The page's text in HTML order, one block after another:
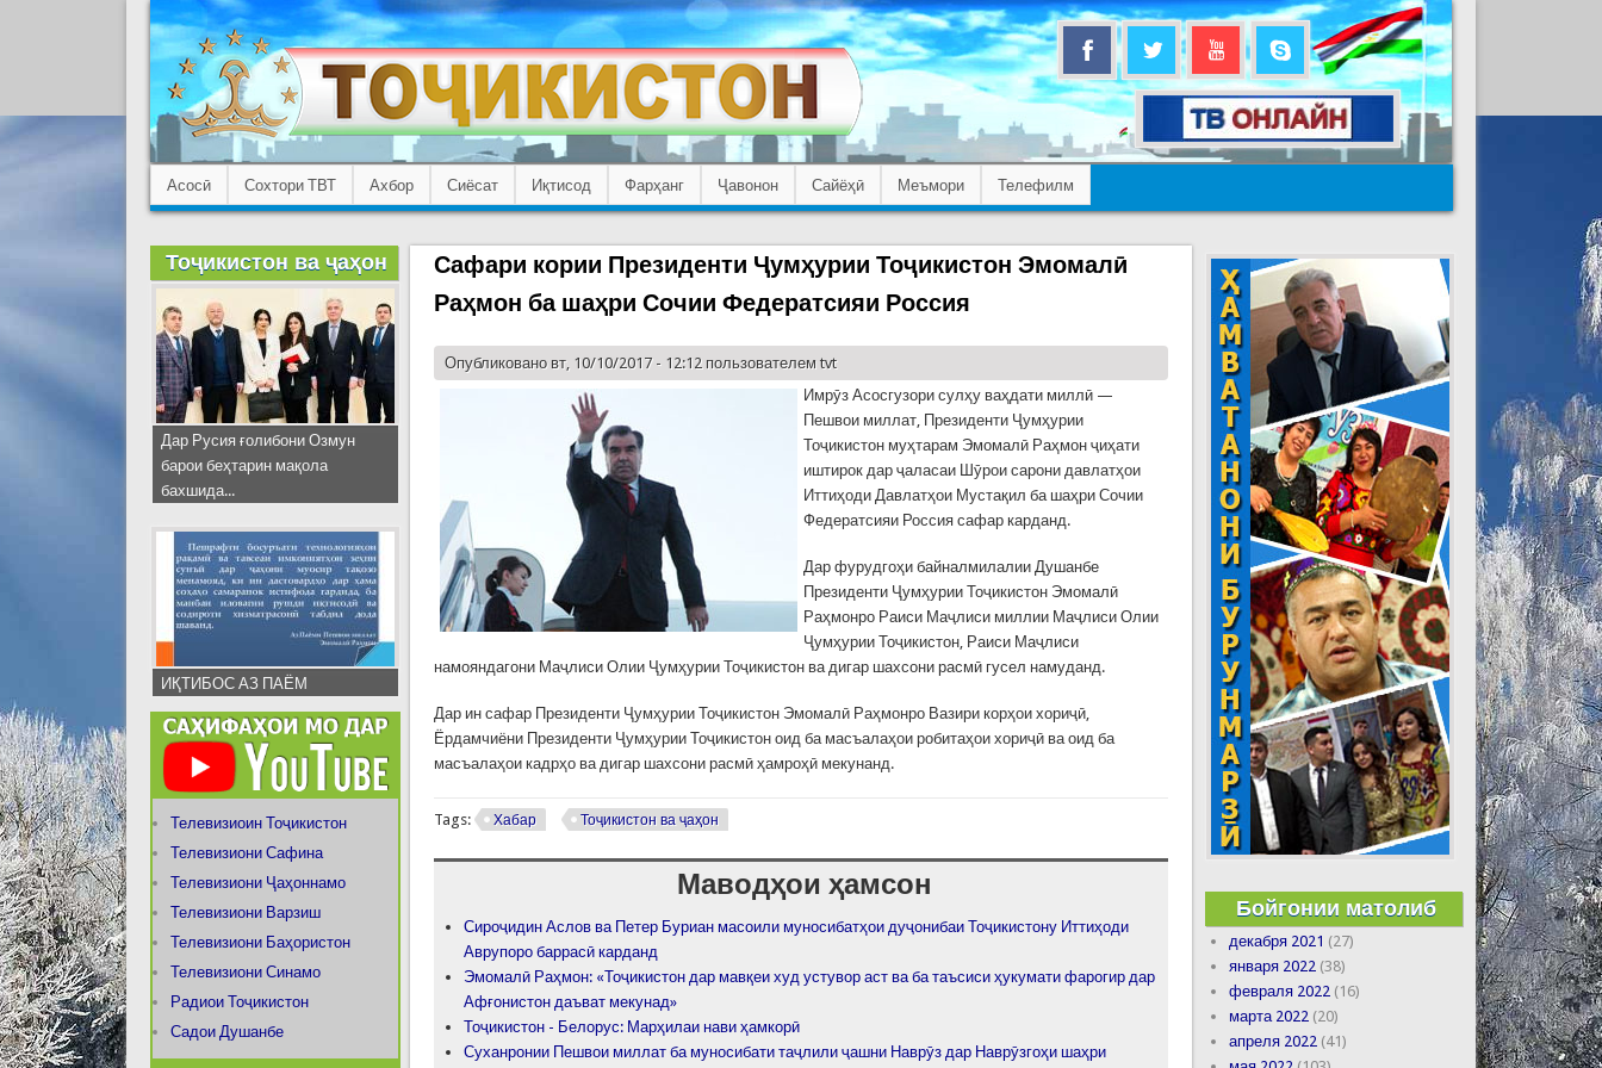
Асосӣ Сохтори ТВТ Ахбор Сиёсат Иқтисод Фарҳанг Ҷавонон Сайёҳӣ Меъмори Телефилм
Сафари кории Президенти Ҷумҳурии Тоҷикистон Эмомалӣ
Раҳмон ба шаҳри Сочии Федератсияи Россия
Опубликовано вт, 10/10/2017 - 12:12 пользователемtvt
Имрӯз Асосгузори сулҳу ваҳдати миллӣ —
Пешвои миллат, Президенти Ҷумҳурии
Тоҷикистон муҳтарам Эмомалӣ Раҳмон ҷиҳати
иштирок дар ҷаласаи Шӯрои сарони давлатҳои
Иттиҳоди Давлатҳои Мустақил ба шаҳри Сочии
Федератсияи Россия сафар карданд.
Дар фурудгоҳи байналмилалии Душанбе
Президенти Ҷумҳурии Тоҷикистон Эмомалӣ
Раҳмонро Раиси Маҷлиси миллии Маҷлиси Олии
Ҷумҳурии Тоҷикистон, Раиси Маҷлиси
намояндагони Маҷлиси Олии Ҷумҳурии Тоҷикистон ва дигар шахсони расмӣ гусел намуданд.
Дар ин сафар Президенти Ҷумҳурии Тоҷикистон Эмомалӣ Раҳмонро Вазири корҳои хориҷӣ,
Ёрдамчиёни Президенти Ҷумҳурии Тоҷикистон оид ба масъалаҳои робитаҳои хориҷӣ ва оид ба
масъалаҳои кадрҳо ва дигар шахсони расмӣ ҳамроҳӣ мекунанд.
Tags: Хабар Тоҷикистон ва ҷаҳон
Маводҳои ҳамсон
Сироҷидин Аслов ва Петер Буриан масоили муносибатҳои дуҷонибаи Тоҷикистону Иттиҳоди
Аврупоро баррасӣ карданд
Эмомалӣ Раҳмон: «Тоҷикистон дар мавқеи худ устувор аст ва ба таъсиси ҳукумати фарогир дар
Афғонистон даъват мекунад»
Тоҷикистон - Белорус: Марҳилаи нави ҳамкорӣ
Суханронии Пешвои миллат ба муносибати таҷлили ҷашни Наврӯз дар Наврӯзгоҳи шаҳри
Тоҷикистон ва ҷаҳон
Дар Русия ғолибони Озмун
барои беҳтарин мақола
бахшида...
ИҚТИБОС АЗ ПАЁМ
Телевизиоин Тоҷикистон
Телевизиони Сафина
Телевизиони Ҷаҳоннамо
Телевизиони Варзиш
Телевизиони Баҳористон
Телевизиони Синамо
Радиои Тоҷикистон
Садои Душанбе
Бойгонии матолиб
декабря 2021 (27)
января 2022 (38)
февраля 2022 (16)
марта 2022 (20)
апреля 2022 (41)